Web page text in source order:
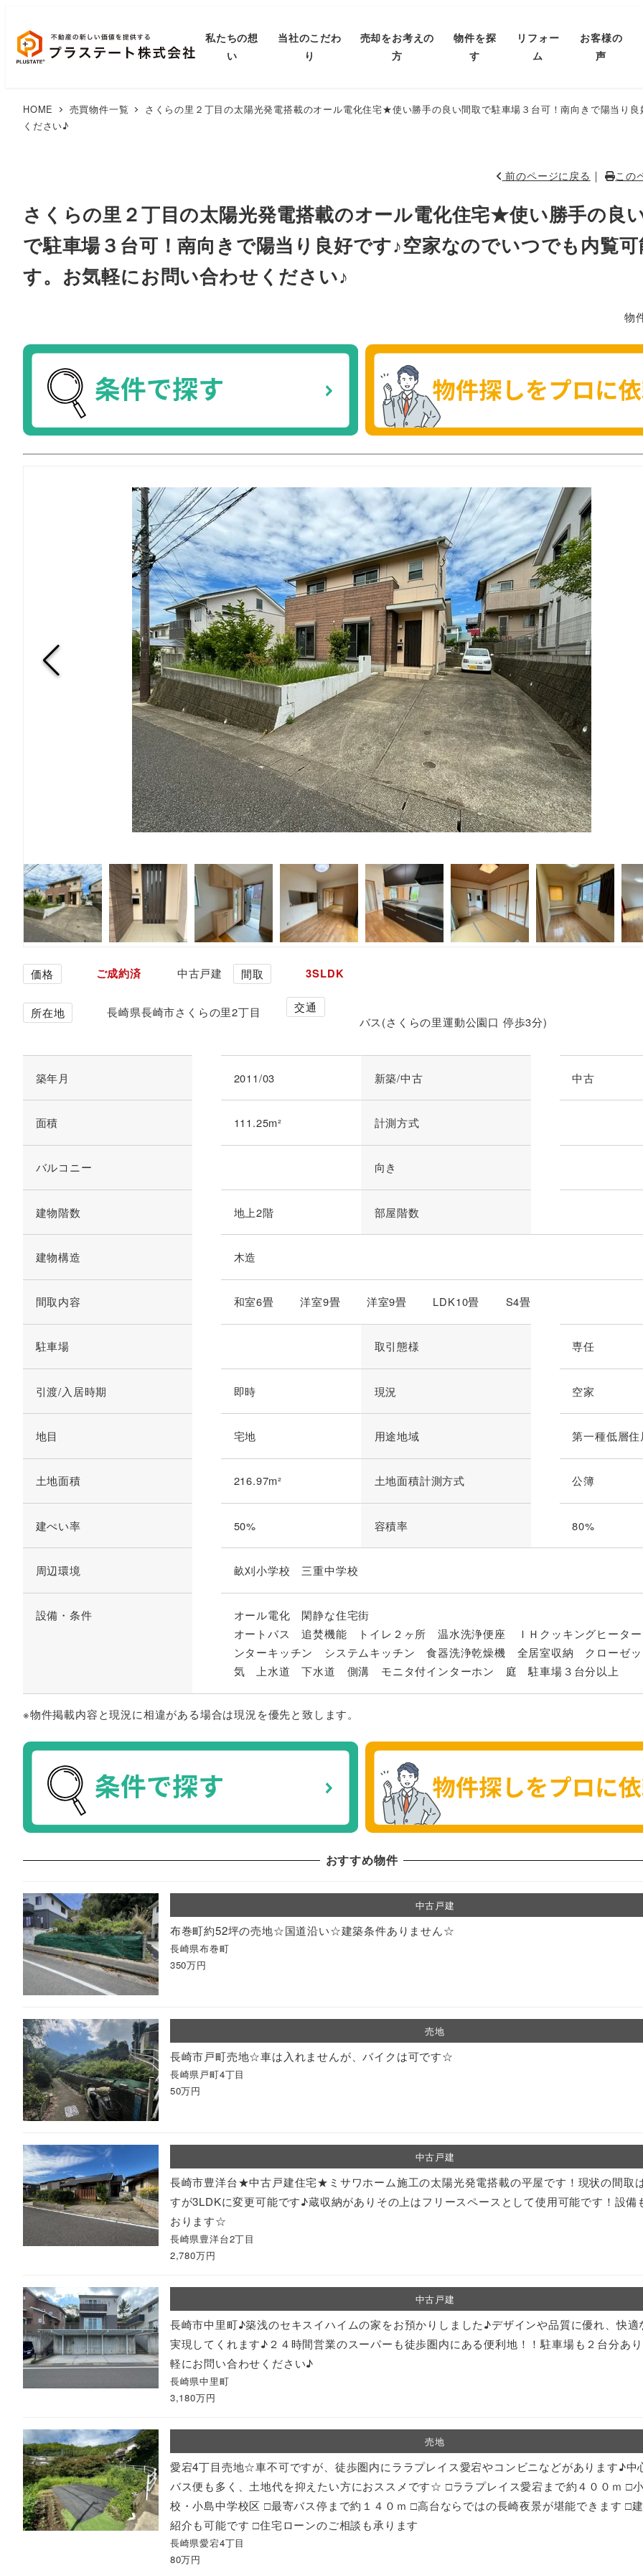
私たちの想
い
当社のこだわ
り
売却をお考えの
方
物件を探
す
リフォー
ム
お客様の
声
HOME 売買物件一覧
さくらの里２丁目の太陽光発電搭載のオール電化住宅★使い勝手の良い間取で駐車場３台可！南向きで陽当り
ください♪
前のページに戻る ｜ この
さくらの里２丁目の太陽光発電搭載のオール電化住宅★使い勝手の良
で駐車場３台可！南向きで陽当り良好です♪空家なのでいつでも内覧
す。お気軽にお問い合わせください♪
物
価格 ご成約済 中古戸建 間取 3SLDK
所在地 長崎県長崎市さくらの里2丁目
交通
バス(さくらの里運動公園口 停歩3分)
築年月 2011/03 新築/中古 中古
面積 111.25m² 計測方式
バルコニー 向き
建物階数 地上2階 部屋階数
建物構造 木造
間取内容 和室6畳 洋室9畳 洋室9畳 LDK10畳 S4畳
駐車場 取引態様 専任
引渡/入居時期 即時 現況 空家
地目 宅地 用途地域 第一種低層
土地面積 216.97m² 土地面積計測方式 公簿
建ぺい率 50% 容積率 80%
周辺環境 畝刈小学校 三重中学校
設備・条件
オール電化 閑静な住宅街
オートバス 追焚機能 トイレ２ヶ所 温水洗浄便座 ＩＨクッキングヒータ
ンターキッチン システムキッチン 食器洗浄乾燥機 全居室収納 クローゼ
気 上水道 下水道 側溝 モニタ付インターホン 庭 駐車場３台分以上
※物件掲載内容と現況に相違がある場合は現況を優先と致します。
おすすめ物件
中古戸建
布巻町約52坪の売地☆国道沿い☆建築条件ありません☆
長崎県布巻町
350万円
売地
長崎市戸町売地☆車は入れませんが、バイクは可です☆
長崎県戸町4丁目
50万円
中古戸建
長崎市豊洋台★中古戸建住宅★ミサワホーム施工の太陽光発電搭載の平屋です！現状の間取
すが3LDKに変更可能です♪蔵収納がありその上はフリースペースとして使用可能です！設備
おります☆
長崎県豊洋台2丁目
2,780万円
中古戸建
長崎市中里町♪築浅のセキスイハイムの家をお預かりしました♪デザインや品質に優れ、快適
実現してくれます♪２４時間営業のスーパーも徒歩圏内にある便利地！！駐車場も２台分あ
軽にお問い合わせください♪
長崎県中里町
3,180万円
売地
愛宕4丁目売地☆車不可ですが、徒歩圏内にララプレイス愛宕やコンビニなどがあります♪中
バス便も多く、土地代を抑えたい方におススメです☆ □ララプレイス愛宕まで約４００ｍ □
校・小島中学校区 □最寄バス停まで約１４０ｍ □高台ならではの長崎夜景が堪能できます □
紹介も可能です □住宅ローンのご相談も承ります
長崎県愛宕4丁目
80万円